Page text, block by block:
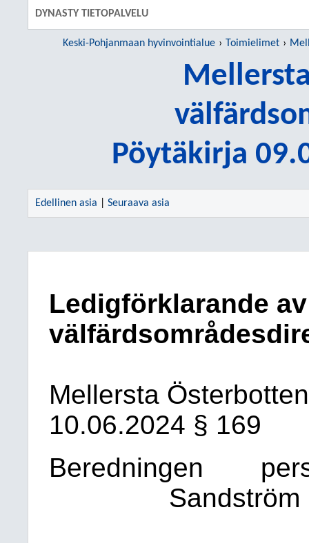
DYNASTY TIETOPALVELU
Keski-Pohjanmaan hyvinvointialue Toimielimet
Pöytäkirja
Edellinen asia Seuraava asia
Ledigförklarande
Mellersta
10.06.2024 § 169
Beredningen
Sandström